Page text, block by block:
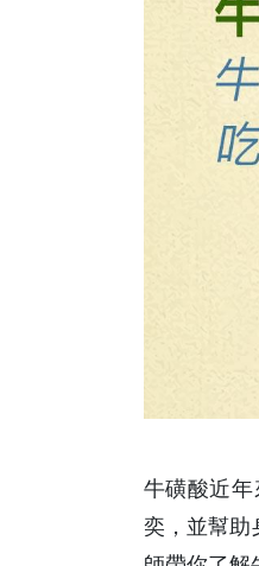
牛磺酸近
奕，並幫助